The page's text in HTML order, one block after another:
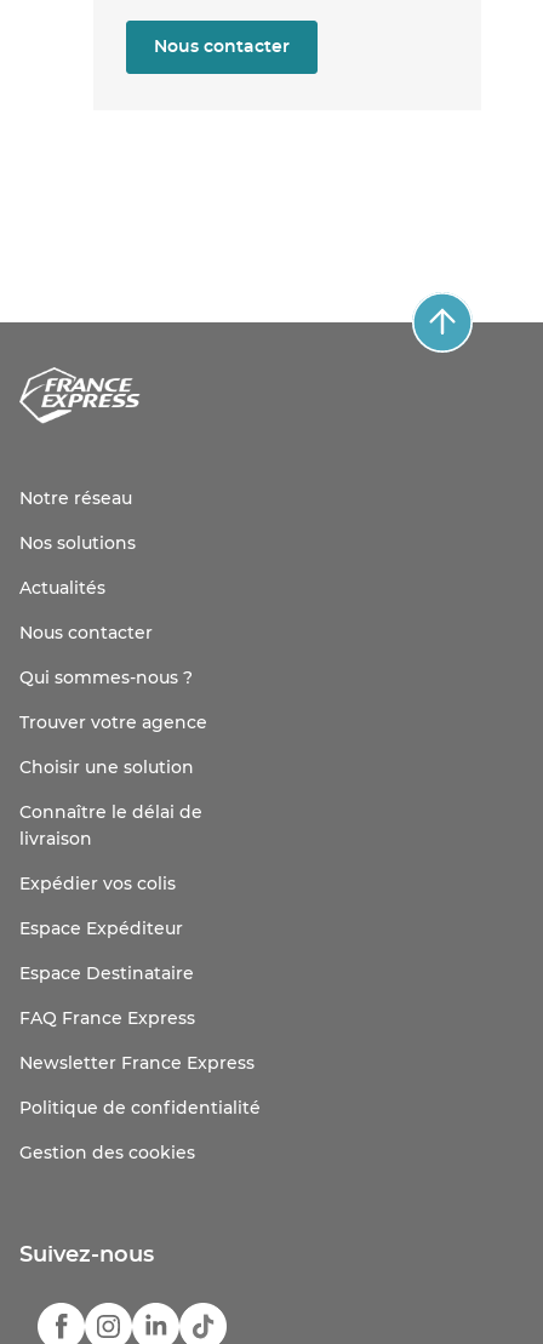
Nous contacter
Notre réseau
Nos solutions
Actualités
Nous contacter
Qui sommes-nous ?
Trouver votre agence
Choisir une solution
Connaître le délai de
livraison
Expédier vos colis
Espace Expéditeur
Espace Destinataire
FAQ France Express
Newsletter France Express
Politique de confidentialité
Gestion des cookies
Suivez-nous